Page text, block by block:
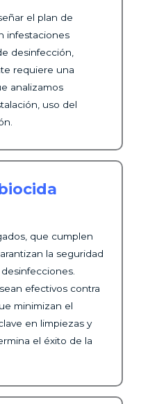
el plan de
infestaciones
desinfección,
requiere una
analizamos
uso del
que cumplen
la seguridad
efectivos contra
minimizan el
en limpiezas y
el éxito de la